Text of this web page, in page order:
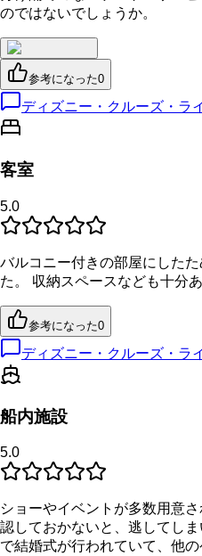
のではないでしょうか。
参考になった0
ディズニー・クルーズ・ラ
客室
5.0
バルコニー付きの部屋にした
た。 収納スペースなども十分あ
参考になった0
ディズニー・クルーズ・ラ
船内施設
5.0
ショーやイベントが多数用意
認しておかないと、逃してし
で結婚式が行われていて、他